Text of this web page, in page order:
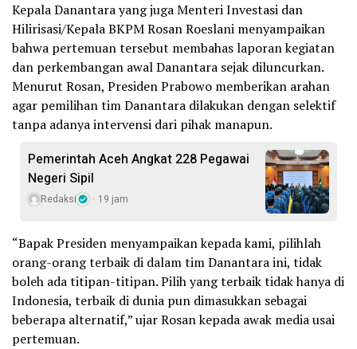
Kepala Danantara yang juga Menteri Investasi dan
Hilirisasi/Kepala BKPM Rosan Roeslani menyampaikan
bahwa pertemuan tersebut membahas laporan kegiatan
dan perkembangan awal Danantara sejak diluncurkan.
Menurut Rosan, Presiden Prabowo memberikan arahan
agar pemilihan tim Danantara dilakukan dengan selektif
tanpa adanya intervensi dari pihak manapun.
Pemerintah Aceh Angkat 228 Pegawai
Negeri Sipil
Redaksi 19 jam
“Bapak Presiden menyampaikan kepada kami, pilihlah
orang-orang terbaik di dalam tim Danantara ini, tidak
boleh ada titipan-titipan. Pilih yang terbaik tidak hanya di
Indonesia, terbaik di dunia pun dimasukkan sebagai
beberapa alternatif,” ujar Rosan kepada awak media usai
pertemuan.